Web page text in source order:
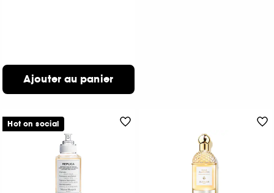
Ajouter au panier
Hot on social